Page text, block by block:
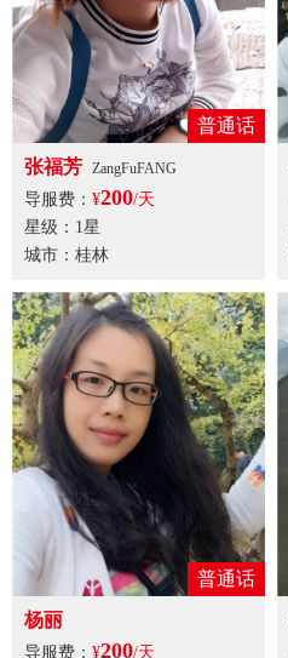
普通话
张福芳 ZangFuFANG
导服费： ¥200/天
星级：1星
城市：桂林
普通话
杨丽
导服费： ¥200/天